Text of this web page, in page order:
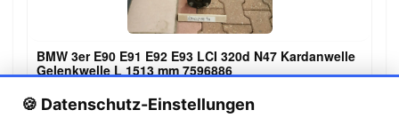
🍪 Datenschutz-Einstellungen
BMW 3er E90 E91 E92 E93 LCI 320d N47 Kardanwelle
Gelenkwelle L 1513 mm 7596886
149,00 €